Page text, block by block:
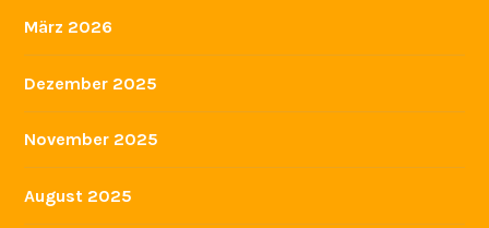
März 2026
Dezember 2025
November 2025
August 2025